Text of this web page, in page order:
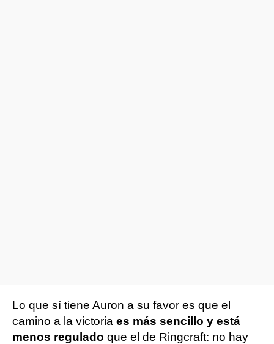
Lo que sí tiene Auron a su favor es que el
camino a la victoria es más sencillo y está
menos regulado que el de Ringcraft: no hay